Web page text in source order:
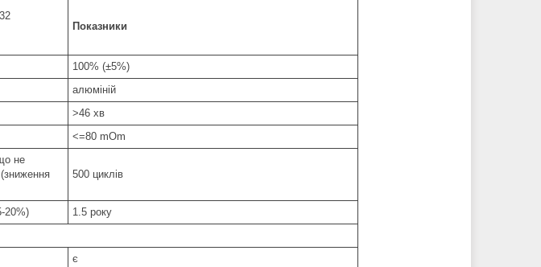
Показники
100% (±5%)
алюміній
>46 хв
<=80 mOm
не
500 циклів
20%)
1.5 року
є